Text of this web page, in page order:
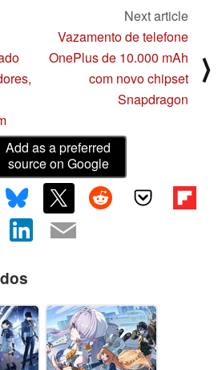
Next article
Vazamento de telefone
OnePlus de 10.000 mAh
com novo chipset
Snapdragon
⟩
Add as a preferred
source on Google